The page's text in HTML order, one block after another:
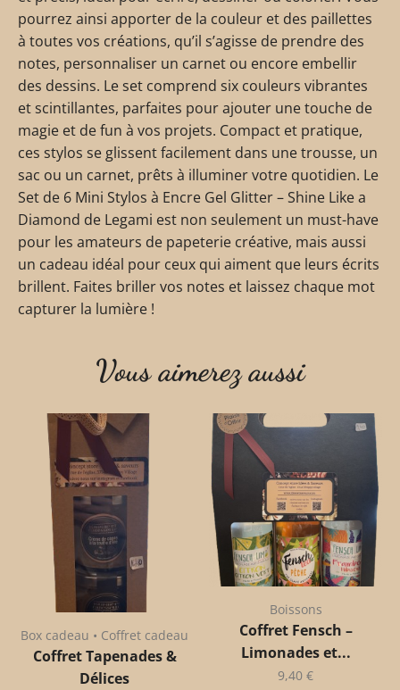
pourrez ainsi apporter de la couleur et des paillettes
à toutes vos créations, qu’il s’agisse de prendre des
notes, personnaliser un carnet ou encore embellir
des dessins. Le set comprend six couleurs vibrantes
et scintillantes, parfaites pour ajouter une touche de
magie et de fun à vos projets. Compact et pratique,
ces stylos se glissent facilement dans une trousse, un
sac ou un carnet, prêts à illuminer votre quotidien. Le
Set de 6 Mini Stylos à Encre Gel Glitter – Shine Like a
Diamond de Legami est non seulement un must-have
pour les amateurs de papeterie créative, mais aussi
un cadeau idéal pour ceux qui aiment que leurs écrits
brillent. Faites briller vos notes et laissez chaque mot
capturer la lumière !
Vous aimerez aussi
Box cadeau • Coffret cadeau
Coffret Tapenades &
Délices
Boissons
Coffret Fensch –
Limonades et...
9,40 €